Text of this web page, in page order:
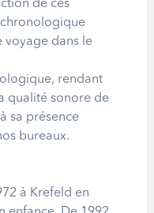
de ces
voyage dans le
rendant
qualité sonore de
sa présence
bureaux.
à Krefeld en